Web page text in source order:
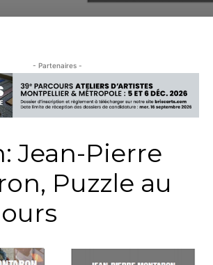
- Partenaires -
Jean-Pierre
Puzzle au